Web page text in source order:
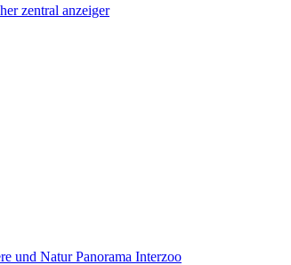
zentral anzeiger
und NaturPanorama Interzoo